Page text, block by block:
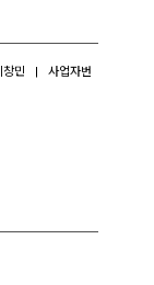
창민 | 사업자번